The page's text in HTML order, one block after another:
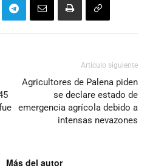
Artículo siguiente
Agricultores de Palena piden
se declare estado de
emergencia agrícola debido a
intensas nevazones
Más del autor